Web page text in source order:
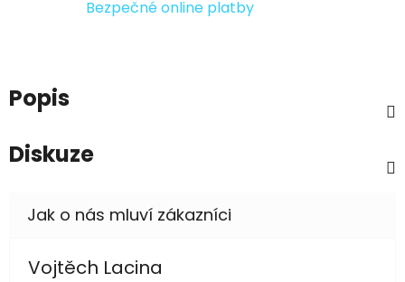
Bezpečné online platby
Popis
Diskuze
Vojtěch Lacina